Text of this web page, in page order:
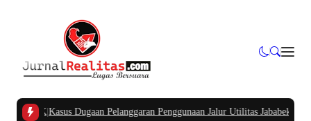
| Kasus Dugaan Pelanggaran Penggunaan Jalur Utilitas Jababeka Resmi